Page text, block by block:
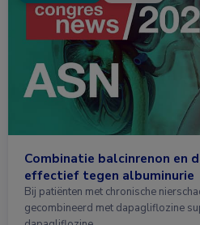
Combinatie balcinrenon en
effectief tegen albuminurie
Bij patiënten met chronische
gecombineerd met dapagliflozine